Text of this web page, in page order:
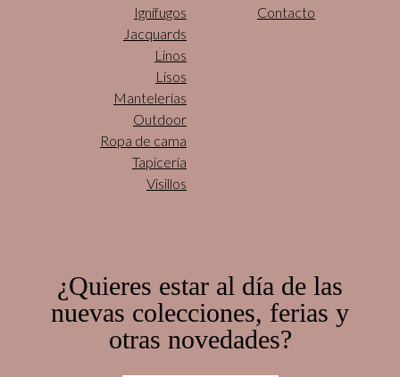
Ignífugos
Jacquards
Linos
Lisos
Mantelerías
Outdoor
Ropa de cama
Tapicería
Visillos
Contacto
¿Quieres estar al día de las
nuevas colecciones, ferias y
otras novedades?